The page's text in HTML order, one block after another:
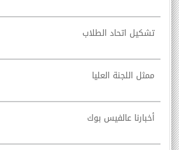
تشكيل اتحاد الطلاب
ممثل اللجنة العليا
أخبارنا عالفيس بوك